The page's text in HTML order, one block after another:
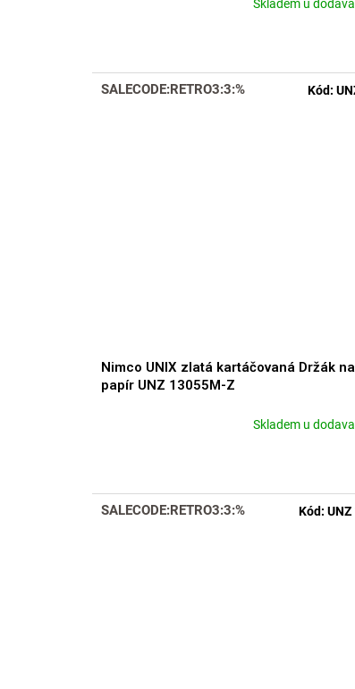
Skladem u
SALECODE:RETRO3:3:%
Nimco UNIX zlatá kartáčovaná Držák
papír UNZ 13055M-Z
Skladem u
Kód:
SALECODE:RETRO3:3:% Kód: